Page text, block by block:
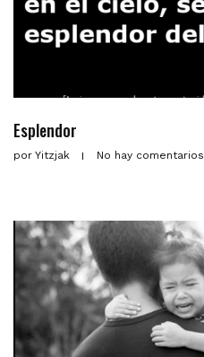
Esplendor
por Yitzjak No hay comentarios